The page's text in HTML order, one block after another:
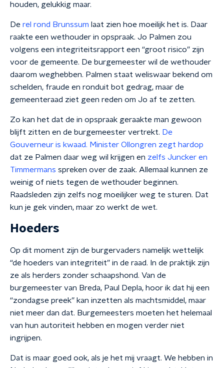
houden, gelukkig maar.
De rel rond Brunssum laat zien hoe moeilijk het is. Daar
raakte een wethouder in opspraak. Jo Palmen zou
volgens een integriteitsrapport een “groot risico” zijn
voor de gemeente. De burgemeester wil de wethouder
daarom weghebben. Palmen staat weliswaar bekend om
schelden, fraude en ronduit bot gedrag, maar de
gemeenteraad ziet geen reden om Jo af te zetten.
Zo kan het dat de in opspraak geraakte man gewoon
blijft zitten en de burgemeester vertrekt. De
Gouverneur is kwaad. Minister Ollongren zegt hardop
dat ze Palmen daar weg wil krijgen en zelfs Juncker en
Timmermans spreken over de zaak. Allemaal kunnen ze
weinig of niets tegen de wethouder beginnen.
Raadsleden zijn zelfs nog moeilijker weg te sturen. Dat
kun je gek vinden, maar zo werkt de wet.
Hoeders
Op dit moment zijn de burgervaders namelijk wettelijk
“de hoeders van integriteit” in de raad. In de praktijk zijn
ze als herders zonder schaapshond. Van de
burgemeester van Breda, Paul Depla, hoor ik dat hij een
“zondagse preek” kan inzetten als machtsmiddel, maar
niet meer dan dat. Burgemeesters moeten het helemaal
van hun autoriteit hebben en mogen verder niet
ingrijpen.
Dat is maar goed ook, als je het mij vraagt. We hebben in